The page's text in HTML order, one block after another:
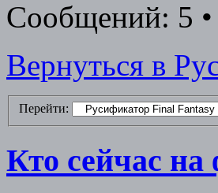
Сообщений: 5 •
Вернуться в
Перейти:
Кто сейчас на